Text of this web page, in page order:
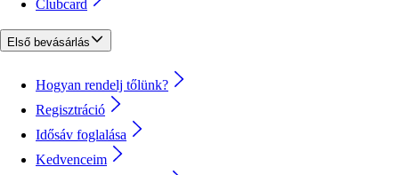
Clubcard
Első bevásárlás
Hogyan rendelj tőlünk?
Regisztráció
Idősáv foglalása
Kedvenceim